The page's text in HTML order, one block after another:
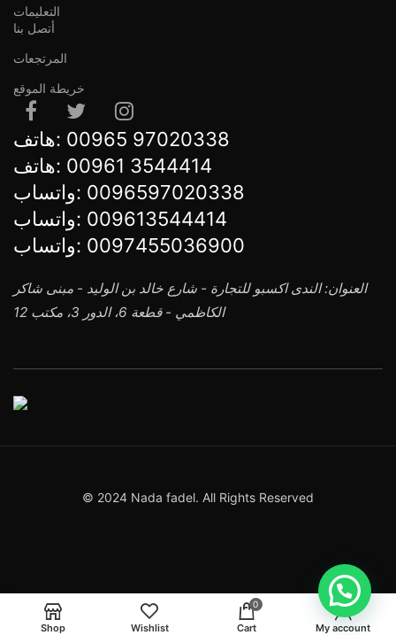
التعليمات
أتصل بنا
المرتجعات
خريطة الموقع
هاتف: 00965 97020338
هاتف: 00961 3544414
واتساب: 0096597020338
واتساب: 009613544414
واتساب: 0097455036900
العنوان: الندى اكسبو للتجارة - شارع خالد بن الوليد - مبنى شاكر
الكاظمي - قطعة 6، الدور 3، مكتب 12
© 2024 Nada fadel. All Rights Reserved
Shop Wishlist
0
Cart My account